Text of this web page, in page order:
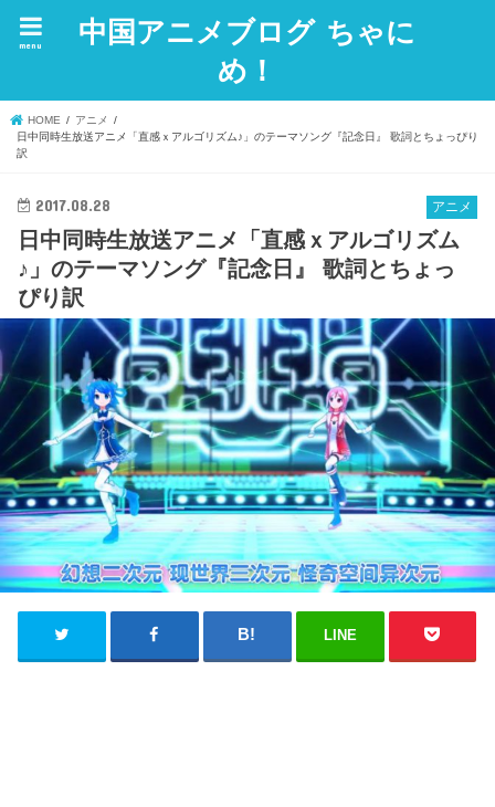
中国アニメブログ ちゃに
め！
menu
HOME
アニメ
日中同時生放送アニメ「直感ｘアルゴリズム♪」のテーマソング『記念日』 歌詞とちょっぴり
訳
アニメ
2017.08.28
日中同時生放送アニメ「直感ｘアルゴリズム
♪」のテーマソング『記念日』 歌詞とちょっ
ぴり訳
LINE